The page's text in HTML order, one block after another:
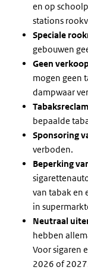
en op
stations
Speciale
gebouwen
Geen
mogen geen
dampwaar
bepaalde
Sponsoring
verboden.
Beperking
van tabak en
in
Neutraal
hebben
Voor sigaren
2026 of